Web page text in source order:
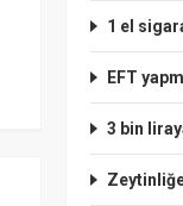
1 el
EFT
3 bin
Zeytinliğe